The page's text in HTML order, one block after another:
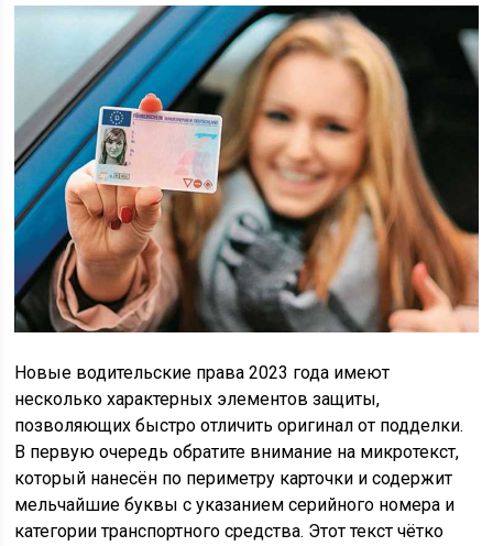
Новые водительские права 2023 года имеют
несколько характерных элементов защиты,
позволяющих быстро отличить оригинал от подделки.
В первую очередь обратите внимание на микротекст,
который нанесён по периметру карточки и содержит
мельчайшие буквы с указанием серийного номера и
категории транспортного средства. Этот текст чётко